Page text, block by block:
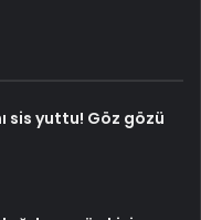
sis yuttu! Göz gözü